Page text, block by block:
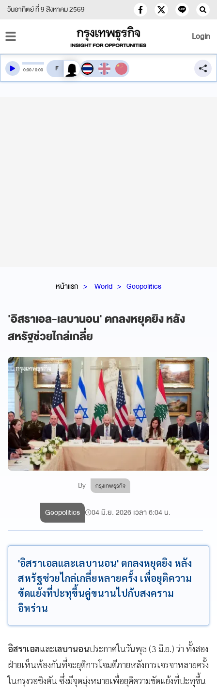
วันอาทิตย์ ที่ 9 สิงหาคม 2569
Login
หน้าแรก World Geopolitics
'อิสราเอล-เลบานอน' ตกลงหยุดยิง หลัง
สหรัฐช่วยไกล่เกลี่ย
By กรุงเทพธุรกิจ
0:00/0:00 สลับเสียงอ่าน
Geopolitics 04 มิ.ย. 2026 เวลา 6:04 น.
'อิสราเอลและเลบานอน' ตกลงหยุดยิง หลัง
สหรัฐช่วยไกล่เกลี่ยหลายครั้ง เพื่อยุติความ
ขัดแย้งที่ปะทุขึ้นคู่ขนานไปกับสงคราม
อิหร่าน
อิสราเอลและเลบานอนประกาศในวันพุธ (3 มิ.ย.) ว่า ทั้งสอง
ฝ่ายเห็นพ้องกันที่จะยุติการโจมตีภายหลังการเจรจาหลายครั้ง
ในกรุงวอชิงตัน ซึ่งมีจุดมุ่งหมายเพื่อยุติความขัดแย้งที่ปะทุขึ้น